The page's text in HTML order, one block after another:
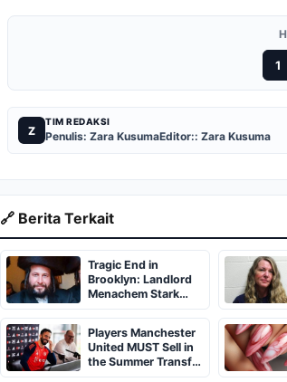
1
Z
TIM REDAKSI
Penulis: Zara KusumaEditor:: Zara Kusuma
🔗 Berita Terkait
Tragic End in
Brooklyn: Landlord
Menachem Stark
Abducted,
Suffocated, and Left
Burned in a
Dumpster
Players Manchester
United MUST Sell in
the Summer Transfer
Window